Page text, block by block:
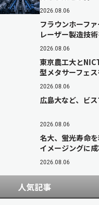
2026.08.06
フラウンホーフ
レーザー製造技
2026.08.06
東京農工大と
型メタサーフェ
2026.08.06
広島大など、ビ
2026.08.06
名大、蛍光寿命
イメージングに
2026.08.06
人気記事